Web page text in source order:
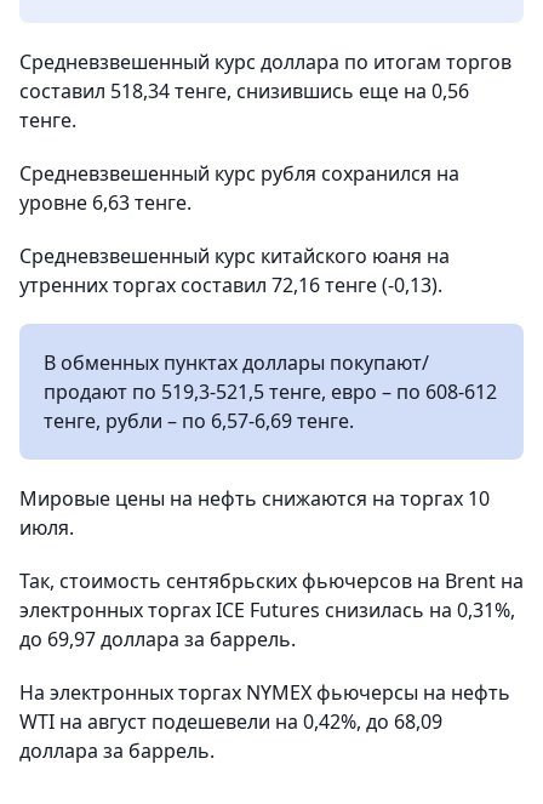
Средневзвешенный курс доллара по итогам торгов
составил 518,34 тенге, снизившись еще на 0,56
тенге.
Средневзвешенный курс рубля сохранился на
уровне 6,63 тенге.
Средневзвешенный курс китайского юаня на
утренних торгах составил 72,16 тенге (-0,13).
В обменных пунктах доллары покупают/
продают по 519,3-521,5 тенге, евро – по 608-612
тенге, рубли – по 6,57-6,69 тенге.
Мировые цены на нефть снижаются на торгах 10
июля.
Так, стоимость сентябрьских фьючерсов на Brent на
электронных торгах ICE Futures снизилась на 0,31%,
до 69,97 доллара за баррель.
На электронных торгах NYMEX фьючерсы на нефть
WTI на август подешевели на 0,42%, до 68,09
доллара за баррель.